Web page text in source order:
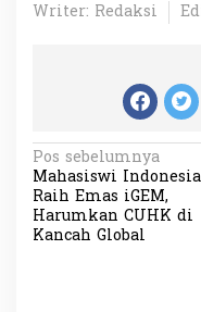
Writer: Redaksi
N
a
v
Pos sebelumnya
Mahasiswi Indonesia
Raih Emas iGEM,
Harumkan CUHK di
Kancah Global